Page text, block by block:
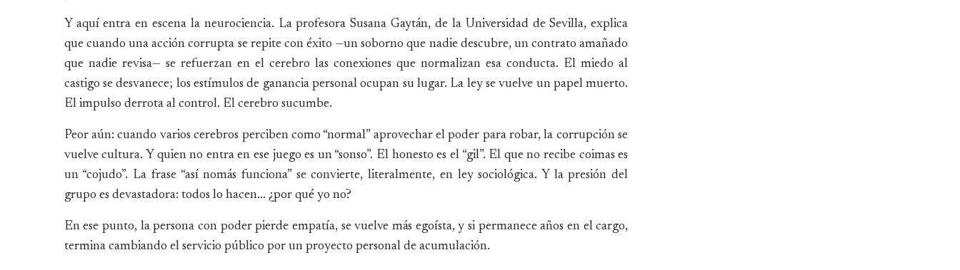
Y aquí entra en escena la neurociencia. La profesora Susana Gaytán, de la Universidad de Sevilla, explica
que cuando una acción corrupta se repite con éxito —un soborno que nadie descubre, un contrato amañado
que nadie revisa— se refuerzan en el cerebro las conexiones que normalizan esa conducta. El miedo al
castigo se desvanece; los estímulos de ganancia personal ocupan su lugar. La ley se vuelve un papel muerto.
El impulso derrota al control. El cerebro sucumbe.
Peor aún: cuando varios cerebros perciben como “normal” aprovechar el poder para robar, la corrupción se
vuelve cultura. Y quien no entra en ese juego es un “sonso”. El honesto es el “gil”. El que no recibe coimas es
un “cojudo”. La frase “así nomás funciona” se convierte, literalmente, en ley sociológica. Y la presión del
grupo es devastadora: todos lo hacen… ¿por qué yo no?
En ese punto, la persona con poder pierde empatía, se vuelve más egoísta, y si permanece años en el cargo,
termina cambiando el servicio público por un proyecto personal de acumulación.